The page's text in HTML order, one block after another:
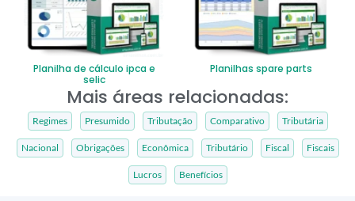
Planilha de cálculo ipca e
selic
Planilhas spare parts
Mais áreas relacionadas:
Regimes Presumido Tributação Comparativo Tributária
Nacional Obrigações Econômica Tributário Fiscal Fiscais
Lucros Benefícios